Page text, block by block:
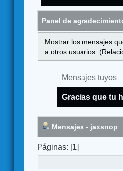
Panel de
Mostrar los mensajes
a otros usuarios.
Mensajes tuyos
Gracias que tu
Mensajes - jaxsnop
Páginas: [1]